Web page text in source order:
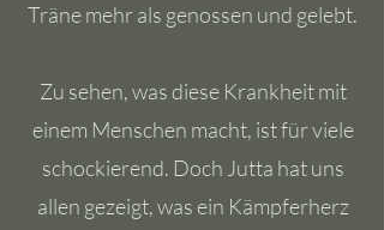
Träne mehr als genossen und gelebt.
Zu sehen, was diese Krankheit mit
einem Menschen macht, ist für viele
schockierend. Doch Jutta hat uns
allen gezeigt, was ein Kämpferherz